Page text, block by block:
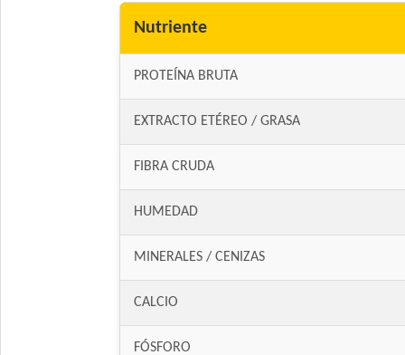
Nutriente
PROTEÍNA BRUTA
EXTRACTO ETÉREO / GRASA
FIBRA CRUDA
HUMEDAD
MINERALES / CENIZAS
CALCIO
FÓSFORO